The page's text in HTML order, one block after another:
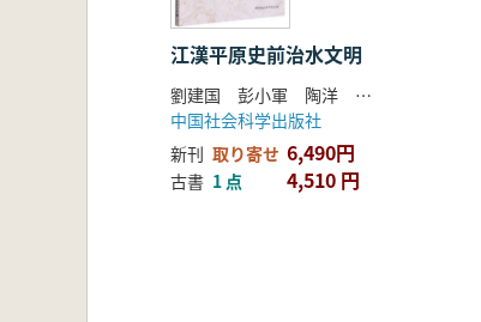
江漢平原史前治水文明
劉建国 彭小軍 陶洋 向其芳
中国社会科学出版社
新刊 取り寄せ 6,490円
古書 1 点 4,510 円